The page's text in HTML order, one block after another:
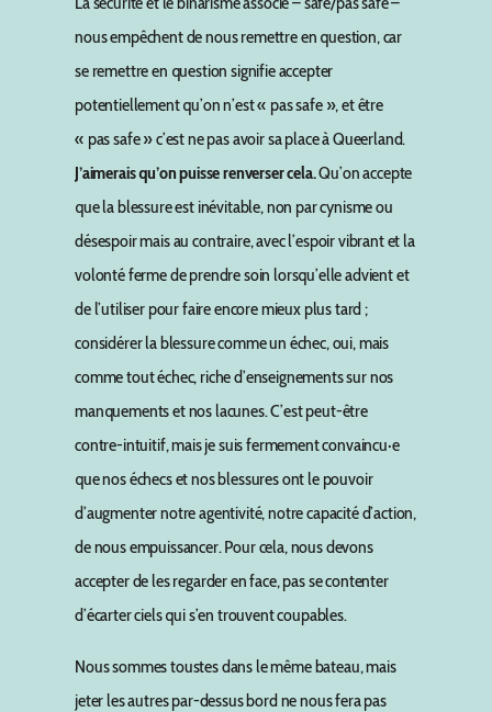
nous empêchent de nous remettre en question, car
se remettre en question signifie accepter
potentiellement qu’on n’est « pas safe », et être
« pas safe » c’est ne pas avoir sa place à Queerland.
J’aimerais qu’on puisse renverser cela.Qu’on accepte
que la blessure est inévitable, non par cynisme ou
désespoir mais au contraire, avec l’espoir vibrant et la
volonté ferme de prendre soin lorsqu’elle advient et
de l’utiliser pour faire encore mieux plus tard ;
considérer la blessure comme un échec, oui, mais
comme tout échec, riche d’enseignements sur nos
manquements et nos lacunes. C’est peut-être
contre-intuitif, mais je suis fermement convaincu·e
que nos échecs et nos blessures ont le pouvoir
d’augmenter notre agentivité, notre capacité d’action,
de nous empuissancer. Pour cela, nous devons
accepter de les regarder en face, pas se contenter
d’écarter ciels qui s’en trouvent coupables.
Nous sommes toustes dans le même bateau, mais
jeter les autres par-dessus bord ne nous fera pas